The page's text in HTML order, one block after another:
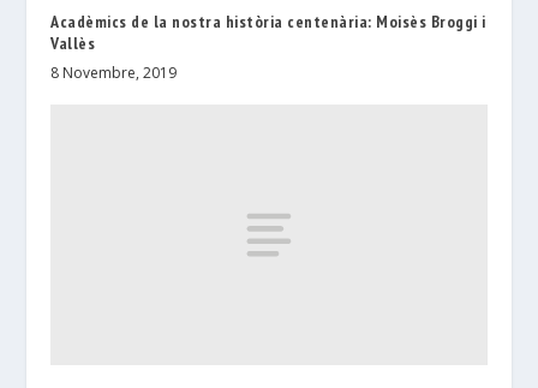
Acadèmics de la nostra història centenària: Moisès Broggi i
Vallès
8 Novembre, 2019